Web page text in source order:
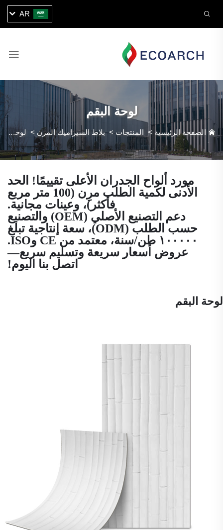
AR
لوحة البقم
الصفحة الرئيسية > المنتجات >بلاط السيراميك المرن > لوحة البقم
مورد ألواح الجدران الأعلى تقييمًا! الحد
الأدنى لكمية الطلب مرِن (100 متر مربع
فأكثر)، وعينات مجانية.
دعم التصنيع الأصلي (OEM) والتصنيع
حسب الطلب (ODM)، سعة إنتاجية تبلغ
١٠٠٠٠٠ طن/سنة، معتمد من CE وISO.
عروض أسعار سريعة وتسليم سريع—
اتصل بنا اليوم!
لوحة البقم